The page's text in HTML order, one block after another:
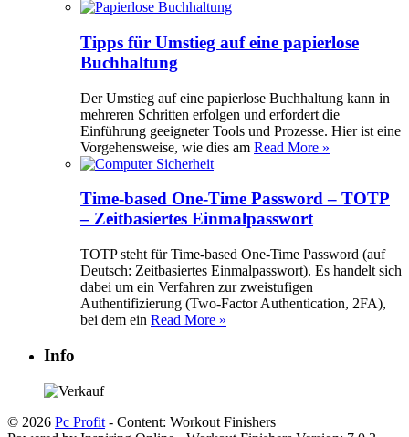
Tipps für Umstieg auf eine papierlose
Buchhaltung
Der Umstieg auf eine papierlose Buchhaltung kann in
mehreren Schritten erfolgen und erfordert die
Einführung geeigneter Tools und Prozesse. Hier ist eine
Vorgehensweise, wie dies am Read More »
Time-based One-Time Password – TOTP
– Zeitbasiertes Einmalpasswort
TOTP steht für Time-based One-Time Password (auf
Deutsch: Zeitbasiertes Einmalpasswort). Es handelt sich
dabei um ein Verfahren zur zweistufigen
Authentifizierung (Two-Factor Authentication, 2FA),
bei dem ein Read More »
Info
© 2026 Pc Profit - Content: Workout Finishers